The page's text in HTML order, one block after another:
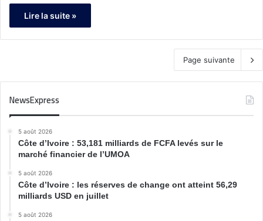
Lire la suite »
Page suivante
NewsExpress
5 août 2026
Côte d’Ivoire : 53,181 milliards de FCFA levés sur le
marché financier de l’UMOA
5 août 2026
Côte d’Ivoire : les réserves de change ont atteint 56,29
milliards USD en juillet
5 août 2026